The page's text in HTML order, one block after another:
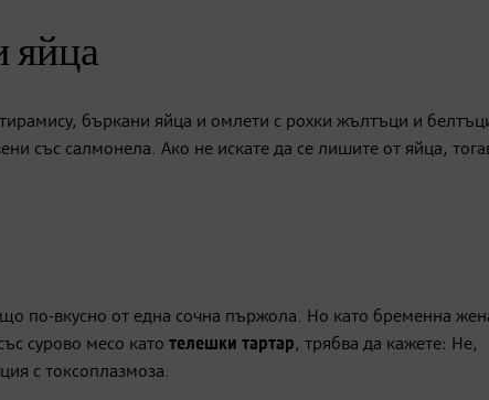
яйца
бъркани яйца и омлети с рохки жълтъци и
със салмонела. Ако не искате да се лишите от яйца,
по-вкусно от една сочна пържола. Но като бременна
сурово месо като телешки тартар, трябва да кажете: Не,
с токсоплазмоза.